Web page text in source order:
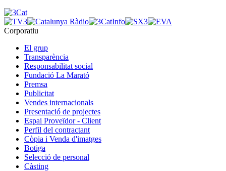
Corporatiu
El grup
Transparència
Responsabilitat social
Fundació La Marató
Premsa
Publicitat
Vendes internacionals
Presentació de projectes
Espai Proveïdor - Client
Perfil del contractant
Còpia i Venda d'imatges
Botiga
Selecció de personal
Càsting